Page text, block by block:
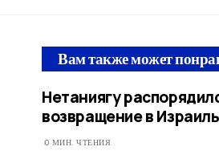
Вам также может
Нетаниягу
возвращение в Израиль
0 МИН. ЧТЕНИЯ